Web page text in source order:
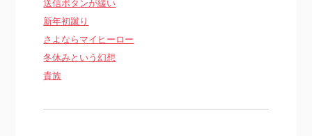
送信ボタンが緩い
新年初蹴り
さよならマイヒーロー
冬休みという幻想
貴族